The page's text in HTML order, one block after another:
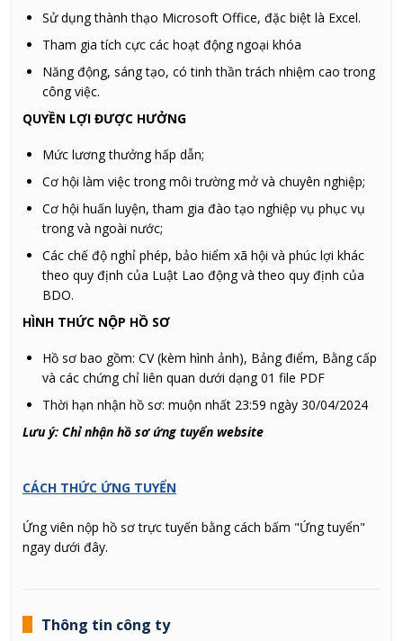
Sử dụng thành thạo Microsoft Office, đặc biệt là Excel.
Tham gia tích cực các hoạt động ngoại khóa
Năng động, sáng tạo, có tinh thần trách nhiệm cao trong
công việc.
QUYỀN LỢI ĐƯỢC HƯỞNG
Mức lương thưởng hấp dẫn;
Cơ hội làm việc trong môi trường mở và chuyên nghiệp;
Cơ hội huấn luyện, tham gia đào tạo nghiệp vụ phục vụ
trong và ngoài nước;
Các chế độ nghỉ phép, bảo hiểm xã hội và phúc lợi khác
theo quy định của Luật Lao động và theo quy định của
BDO.
HÌNH THỨC NỘP HỒ SƠ
Hồ sơ bao gồm: CV (kèm hình ảnh), Bảng điểm, Bằng cấp
và các chứng chỉ liên quan dưới dạng 01 file PDF
Thời hạn nhận hồ sơ: muộn nhất 23:59 ngày 30/04/2024
Lưu ý: Chỉ nhận hồ sơ ứng tuyển website
CÁCH THỨC ỨNG TUYỂN
Ứng viên nộp hồ sơ trực tuyến bằng cách bấm "Ứng tuyển"
ngay dưới đây.
Thông tin công ty